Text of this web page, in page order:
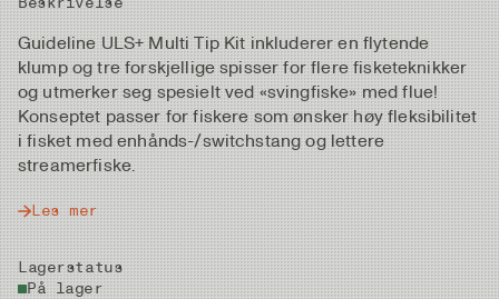
Guideline ULS+ Multi Tip Kit inkluderer en flytende
klump og tre forskjellige spisser for flere fisketeknikker
og utmerker seg spesielt ved «svingfiske» med flue!
Konseptet passer for fiskere som ønsker høy fleksibilitet
i fisket med enhånds-/switchstang og lettere
streamerfiske.
Les mer
Lagerstatus
På lager